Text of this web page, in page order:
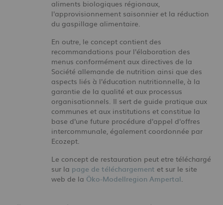
aliments biologiques régionaux,
l'approvisionnement saisonnier et la réduction
du gaspillage alimentaire.
En outre, le concept contient des
recommandations pour l'élaboration des
menus conformément aux directives de la
Société allemande de nutrition ainsi que des
aspects liés à l'éducation nutritionnelle, à la
garantie de la qualité et aux processus
organisationnels. Il sert de guide pratique aux
communes et aux institutions et constitue la
base d'une future procédure d'appel d'offres
intercommunale, également coordonnée par
Ecozept.
Le concept de restauration peut etre téléchargé
sur la page de téléchargement et sur le site
web de la Öko-Modellregion Ampertal